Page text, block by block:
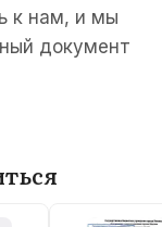
к нам, и мы
документ